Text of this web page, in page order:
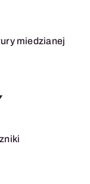
miedzianej